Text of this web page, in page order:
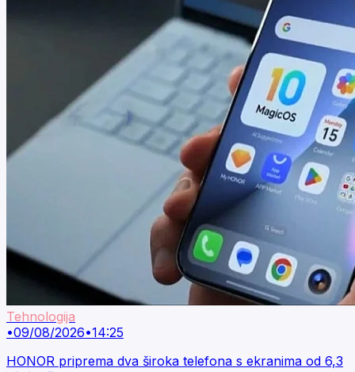
Tehnologija
•09/08/2026•14:25
HONOR priprema dva široka telefona s ekranima od 6,3